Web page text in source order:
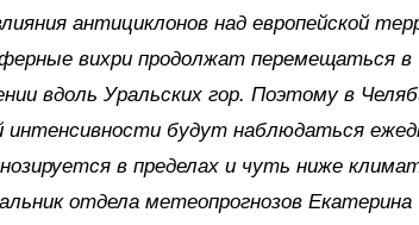
антициклонов над европейской
вихри продолжат перемещаться в
вдоль Уральских гор. Поэтому в
интенсивности будут наблюдаться
в пределах и чуть ниже
отдела метеопрогнозов Екатерина